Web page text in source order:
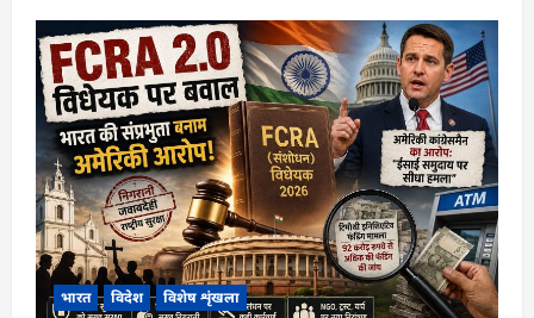
भारत विदेश विशेष शृंखला